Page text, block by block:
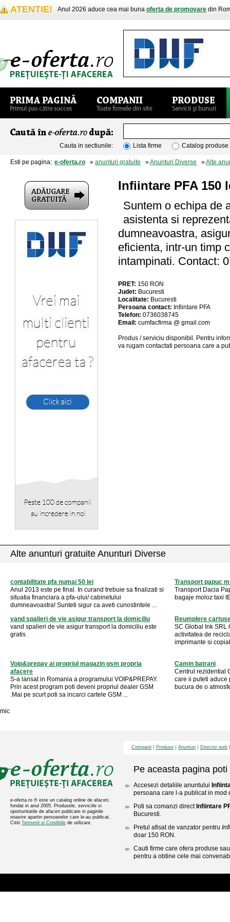
ATENTIE! Anul 2026 aduce cea mai buna oferta de promovare din
Cauta in sectiunile: Lista firme Catalog produse
Esti pe pagina: e-oferta.ro » anunturi gratuite »Anunturi Diverse »Alte
Infiintare PFA 150
Suntem o echipa de
asistenta si
dumneavoastra,
eficienta, intr-un timp
intampinati. Contact:
PRET: 150 RON
Judet: Bucuresti
Localitate: Bucuresti
Persoana contact: Infiintare PFA
Telefon: 0736038745
Email: cumfacfirma @ gmail.com
Produs / serviciu disponibil . Pentru
va rugam contactati persoana care a
Alte anunturi gratuite Anunturi Diverse
contabilitate pfa numai 50 lei
Anul 2013 este pe final. In curand trebuie sa finalizati si
situatia financiara a pfa-ului/ cabinetului
dumneavoastra! Sunteti sigur ca aveti cunostintele ...
Transport papuc
Transport Dacia
bagaje moloz taxi
vand spalieri de vie asigur transport la domiciliu
vand spalieri de vie asigur transport la domiciliu este
gratis
Reumplere
SC Global Ink SRL
activitatea de
imprimante si
Voip&prepay ai propriul magazin gsm propria
afacere
S-a lansat in Romania a programului VOIP&PREPAY.
Prin acest program poti deveni propriul dealer GSM
.Mai pe scurt poti sa incarci cartele GSM ...
Camin batrani
Centrul rezidential
care ii puteti aduce
bucura de o
mic
e-oferta.ro ® este un catalog online de afaceri,
fondat in anul 2005. Produsele, serviciile si
oportunitatile de afaceri publicate in paginile
noastre apartin persoanelor care le-au publicat.
Cititi Termenii si Conditiile de utilizare.
Companii Produse Anunturi Director web
Pe aceasta pagina poti
Accesezi detaliile anuntului
persoana care l-a publicat in mod
Poti sa comanzi direct Infiintare
Bucuresti.
Pretul afisat de vanzator pentru
doar 150 RON.
Cauti firme care ofera produse
pentru a obtine cele mai